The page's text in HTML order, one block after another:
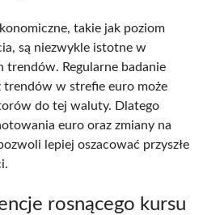
takie jak poziom
są niezwykle istotne w
trendów. Regularne badanie
w strefie euro może
do tej waluty. Dlatego
euro oraz zmiany na
lepiej oszacować przyszłe
rosnącego kursu